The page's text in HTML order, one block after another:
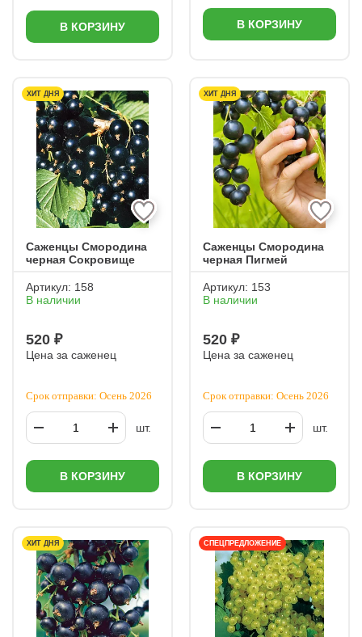
В КОРЗИНУ В КОРЗИНУ
ХИТ ДНЯ
Саженцы Смородина
черная Сокровище
Артикул: 158
В наличии
520 ₽
Цена за саженец
Срок отправки: Осень 2026
шт.
В КОРЗИНУ
ХИТ ДНЯ
Саженцы Смородина
черная Пигмей
Артикул: 153
В наличии
520 ₽
Цена за саженец
Срок отправки: Осень 2026
шт.
В КОРЗИНУ
ХИТ ДНЯ СПЕЦПРЕДЛОЖЕНИЕ